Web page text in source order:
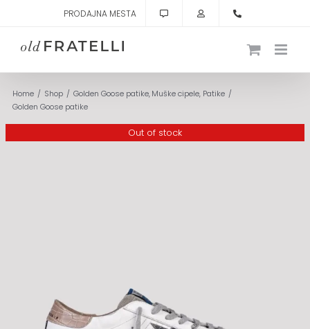
content
PRODAJNA MESTA
Home Shop Golden Goose patike Muške cipele Patike
Golden Goose patike
Out of stock